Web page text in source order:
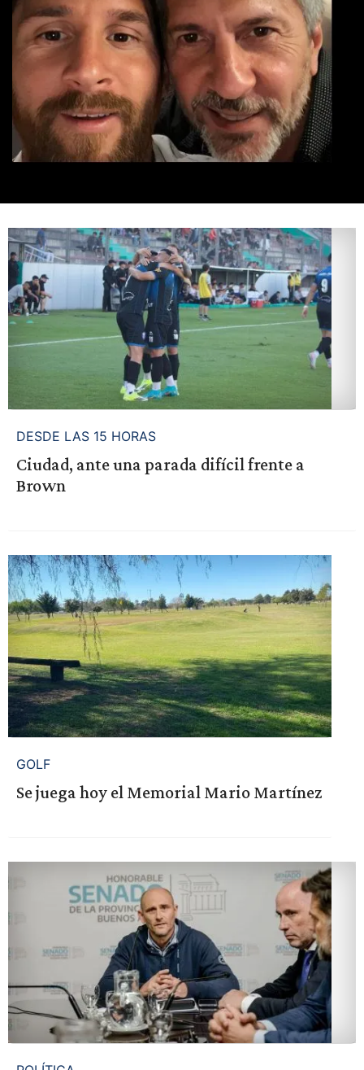
DESDE LAS 15 HORAS
Ciudad, ante una parada difícil frente a
Brown
GOLF
Se juega hoy el Memorial Mario Martínez